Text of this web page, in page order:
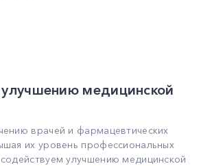
медицинской
врачей и фармацевтических
их уровень профессиональных
улучшению медицинской